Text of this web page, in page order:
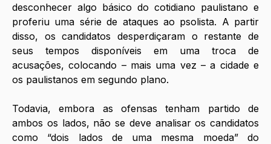
desconhecer algo básico do cotidiano paulistano e
proferiu uma série de ataques ao psolista. A partir
disso, os candidatos desperdiçaram o restante de
seus tempos disponíveis em uma troca de
acusações, colocando – mais uma vez – a cidade e
os paulistanos em segundo plano.
Todavia, embora as ofensas tenham partido de
ambos os lados, não se deve analisar os candidatos
como “dois lados de uma mesma moeda” do